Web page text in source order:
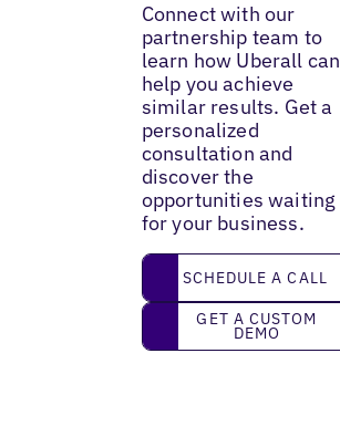
Connect with our
partnership team to
learn how Uberall can
help you achieve
similar results. Get a
personalized
consultation and
discover the
opportunities waiting
for your business.
Schedule a call
SCHEDULE A CALL
Get a custom demo
GET A CUSTOM
DEMO